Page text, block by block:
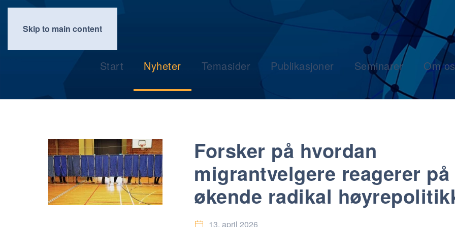
Skip to main content
Start Nyheter Temasider Publikasjoner Seminarer Om
Forsker på hvordan
migrantvelgere reagerer på
økende radikal
13. april 2026